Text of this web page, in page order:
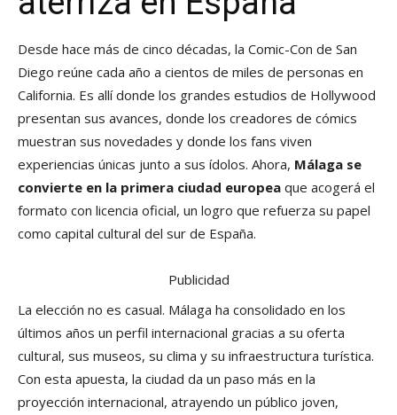
Desde hace más de cinco décadas, la Comic-Con de San
Diego reúne cada año a cientos de miles de personas en
California. Es allí donde los grandes estudios de Hollywood
presentan sus avances, donde los creadores de cómics
muestran sus novedades y donde los fans viven
experiencias únicas junto a sus ídolos. Ahora, Málaga se
convierte en la primera ciudad europea que acogerá el
formato con licencia oficial, un logro que refuerza su papel
como capital cultural del sur de España.
Publicidad
La elección no es casual. Málaga ha consolidado en los
últimos años un perfil internacional gracias a su oferta
cultural, sus museos, su clima y su infraestructura turística.
Con esta apuesta, la ciudad da un paso más en la
proyección internacional, atrayendo un público joven,